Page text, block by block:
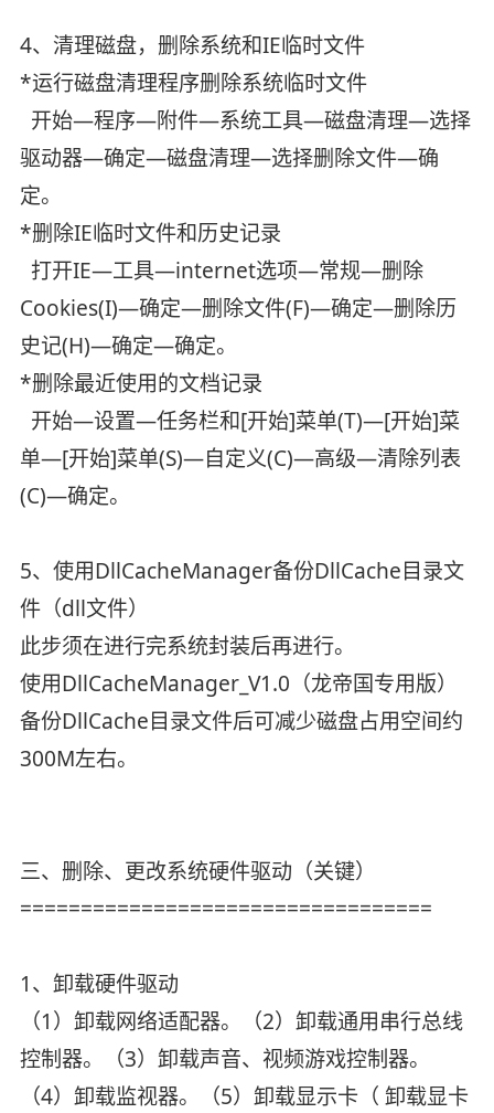
4、清理磁盘，删除系统和IE临时文件
*运行磁盘清理程序删除系统临时文件
开始—程序—附件—系统工具—磁盘清理—选择
驱动器—确定—磁盘清理—选择删除文件—确
定。
*删除IE临时文件和历史记录
打开IE—工具—internet选项—常规—删除
Cookies(I)—确定—删除文件(F)—确定—删除历
史记(H)—确定—确定。
*删除最近使用的文档记录
开始—设置—任务栏和[开始]菜单(T)—[开始]菜
单—[开始]菜单(S)—自定义(C)—高级—清除列表
(C)—确定。
5、使用DllCacheManager备份DllCache目录文
件（dll文件）
此步须在进行完系统封装后再进行。
使用DllCacheManager_V1.0（龙帝国专用版）
备份DllCache目录文件后可减少磁盘占用空间约
300M左右。
三、删除、更改系统硬件驱动（关键）
==================================
1、卸载硬件驱动
（1）卸载网络适配器。（2）卸载通用串行总线
控制器。（3）卸载声音、视频游戏控制器。
（4）卸载监视器。（5）卸载显示卡（ 卸载显卡